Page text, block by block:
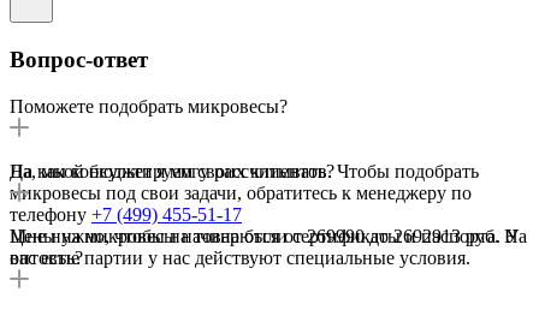
Вопрос-ответ
Поможете подобрать микровесы?
Да, мы консультируем своих клиентов. Чтобы подобрать
микровесы под свои задачи, обратитесь к менеджеру по
телефону +7 (499) 455-51-17
На какой бюджет я могу рассчитывать?
Цены на микровесы начинаются от 269990 до 2692913 руб. На
оптовые партии у нас действуют специальные условия.
Мне нужно, чтобы на товар были сертификаты и паспорта. У
вас есть?